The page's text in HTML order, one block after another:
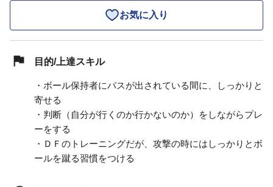
お気に入り
目的/上達スキル
・ボール保持者にパスが出されている間に、しっかりと
寄せる
・判断（自分が行くのか行かないのか）をしながらプレ
ーをする
・ＤＦのトレーニングだが、攻撃の時にはしっかりとボ
ールを蹴る習慣をつける